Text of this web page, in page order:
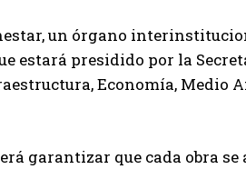
un órgano
estará presidido por la
Economía, Medio
garantizar que cada obra se